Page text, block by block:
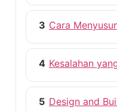
3 Cara
4 Kesalahan
5 Design and